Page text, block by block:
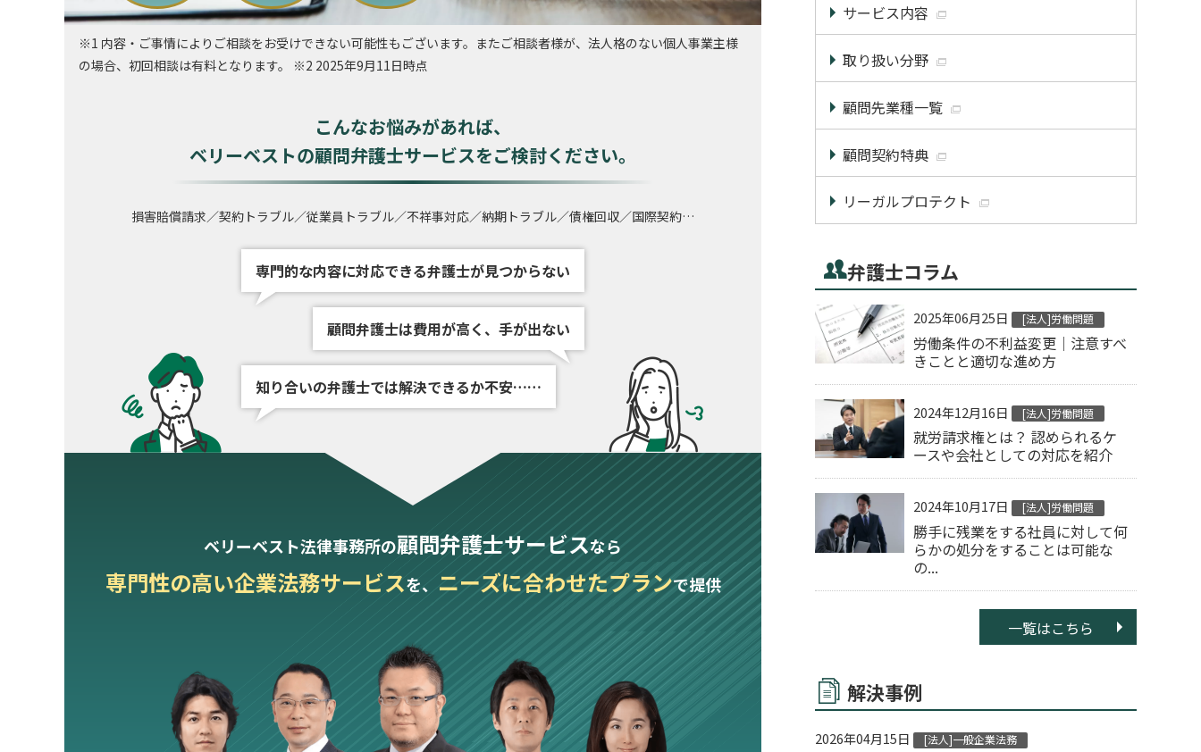
※1 内容・ご事情によりご相談をお受けできない可能性もございます。またご相談者様が、法人格のない個人事業主様
の場合、初回相談は有料となります。 ※2 2025年9月11日時点
こんなお悩みがあれば、
ベリーベストの顧問弁護士サービスをご検討ください。
損害賠償請求／契約トラブル／従業員トラブル／不祥事対応／納期トラブル／債権回収／国際契約…
専門的な内容に対応できる弁護士が見つからない
顧問弁護士は費用が高く、手が出ない
知り合いの弁護士では解決できるか不安……
ベリーベスト法律事務所の顧問弁護士サービスなら
専門性の高い企業法務サービスを、 ニーズに合わせたプランで提供
サービス内容
取り扱い分野
顧問先業種一覧
顧問契約特典
リーガルプロテクト
弁護士コラム
2025年06月25日 [法人]労働問題
労働条件の不利益変更｜注意すべ
きことと適切な進め方
2024年12月16日 [法人]労働問題
就労請求権とは？ 認められるケ
ースや会社としての対応を紹介
2024年10月17日 [法人]労働問題
勝手に残業をする社員に対して何
らかの処分をすることは可能な
の...
一覧はこちら
解決事例
2026年04月15日 [法人]一般企業法務